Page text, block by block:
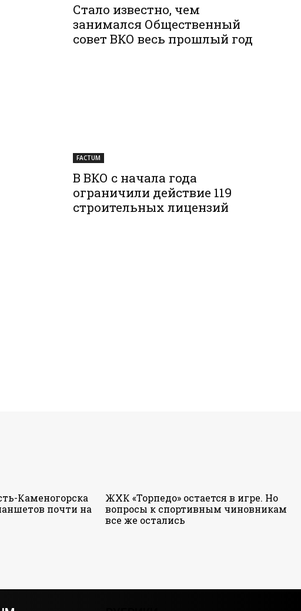
Стало известно, чем
занимался Общественный
совет ВКО весь прошлый год
FACTUM
В ВКО с начала года
ограничили действие 119
строительных лицензий
Каменогорска
почти на
ЖХК «Торпедо» остается в игре. Но
вопросы к спортивным чиновникам
все же остались